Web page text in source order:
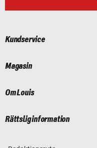
Kundservice
Magasin
Om Louis
Rättslig information